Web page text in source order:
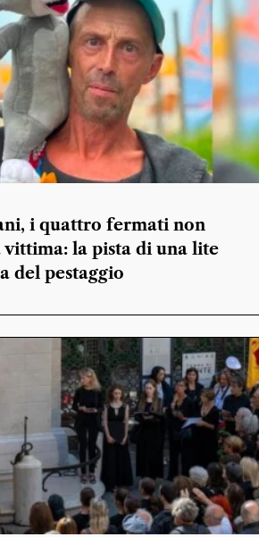
i quattro fermati non
vittima: la pista di una lite
del pestaggio